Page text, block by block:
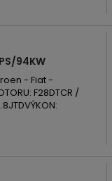
94KW
- Fiat -
F28DTCR /